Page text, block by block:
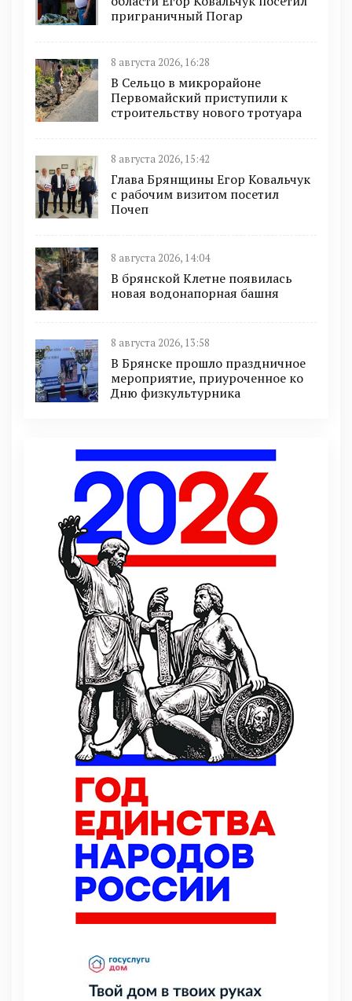
приграничный Погар
8 августа 2026, 16:28
В Сельцо в микрорайоне
Первомайский приступили к
строительству нового тротуара
8 августа 2026, 15:42
Глава Брянщины Егор Ковальчук
с рабочим визитом посетил
Почеп
8 августа 2026, 14:04
В брянской Клетне появилась
новая водонапорная башня
8 августа 2026, 13:58
В Брянске прошло праздничное
мероприятие, приуроченное ко
Дню физкультурника